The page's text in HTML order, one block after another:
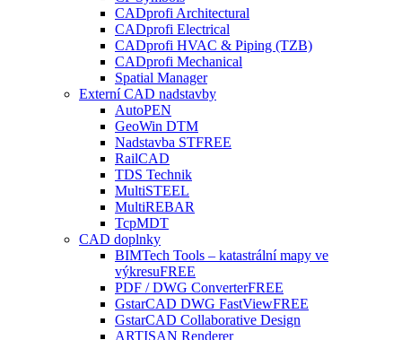
CADprofi Architectural
CADprofi Electrical
CADprofi HVAC & Piping (TZB)
CADprofi Mechanical
Spatial Manager
Externí CAD nadstavby
AutoPEN
GeoWin DTM
Nadstavba STFREE
RailCAD
TDS Technik
MultiSTEEL
MultiREBAR
TcpMDT
CAD doplnky
BIMTech Tools – katastrální mapy ve
výkresuFREE
PDF / DWG ConverterFREE
GstarCAD DWG FastViewFREE
GstarCAD Collaborative Design
ARTISAN Renderer